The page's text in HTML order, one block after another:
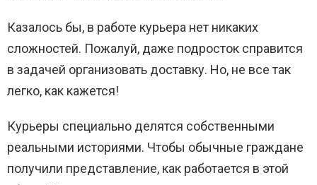
Казалось бы, в работе курьера нет никаких
сложностей. Пожалуй, даже подросток справится
в задачей организовать доставку. Но, не все так
легко, как кажется!
Курьеры специально делятся собственными
реальными историями. Чтобы обычные граждане
получили представление, как работается в этой